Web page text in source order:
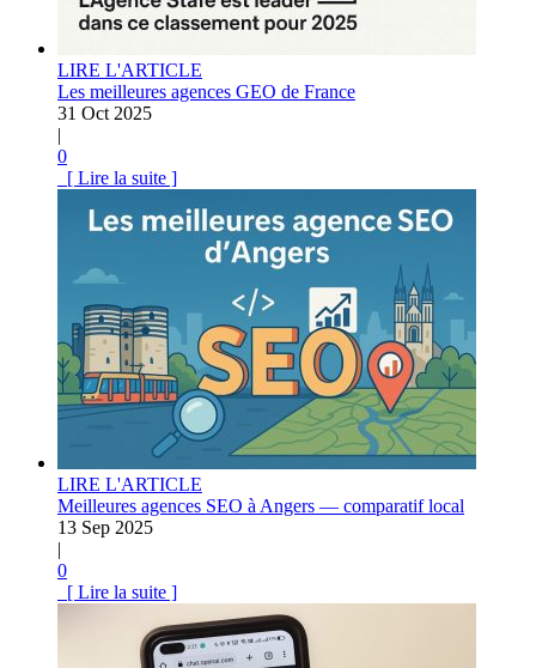
LIRE L'ARTICLE
Les meilleures agences GEO de France
31 Oct 2025
|
0
[ Lire la suite ]
LIRE L'ARTICLE
Meilleures agences SEO à Angers — comparatif local
13 Sep 2025
|
0
[ Lire la suite ]